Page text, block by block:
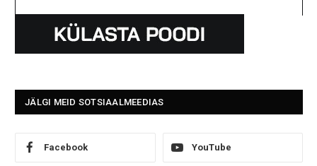
JÄLGI MEID SOTSIAALMEEDIAS
Facebook YouTube